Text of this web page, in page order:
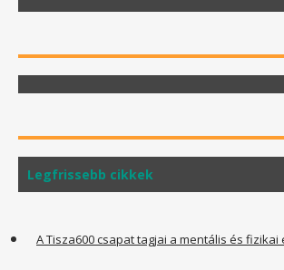
Legfrissebb cikkek
A Tisza600 csapat tagjai a mentális és